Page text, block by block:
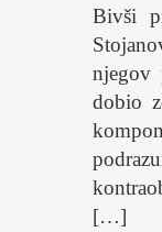
Bivši
njegov
dobio
[…]